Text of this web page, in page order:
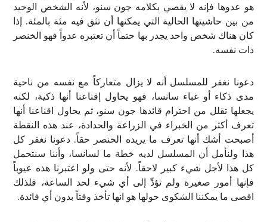
هو عدوها فإنه لا يقصي بكلامه جون سنو، لأنه الشخص الوحيد
من بين حاشيتها الحالية التي يمكنها أن تثق فيه مئة بالمئة. إذا
كان هناك شخص واحد يجدر بها حتماً أن تعتبره عدواً فهو الخنصر
ذات نفسه.
دعونا نغفر للمسلسل أنه لا يزال متعاركاً مع نفسه من ناحية
مدى ذكاء أو غباء سانسا، فهو يحاول إقناعنا أنها ذكية، لكنه
يجعلها تقلل من احترام قائدها جون سنو، ثم يحاول اقناعنا أنها
تعرف أكثر من الخبراء في الزراعة والحدادة، عند هذه النقطة
أصبحت أشك أنها تعرف ما يريده الخنصر حقاً. دعونا نغفر كل
هذا ولنأمل أن المسلسل لديه خطة ما لسانسا، وأننا سنتحمل
كل هذا لأجل شيء كبير لاحقاً. لأنه حتى ولو اعتبرنا هذه عيوباً
فإنها أمور صغيرة ولم تؤدِّ إلى أي شيء لحد الساعة، فلذلك
اقصى ما يمكننا الشكوى حولها هو انها تأخذ وقتاً بدون أي فائدة.